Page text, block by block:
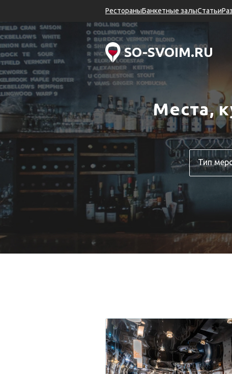
РестораныБанкетные залыСтатьи
SO-SVOIM.RU
Места,